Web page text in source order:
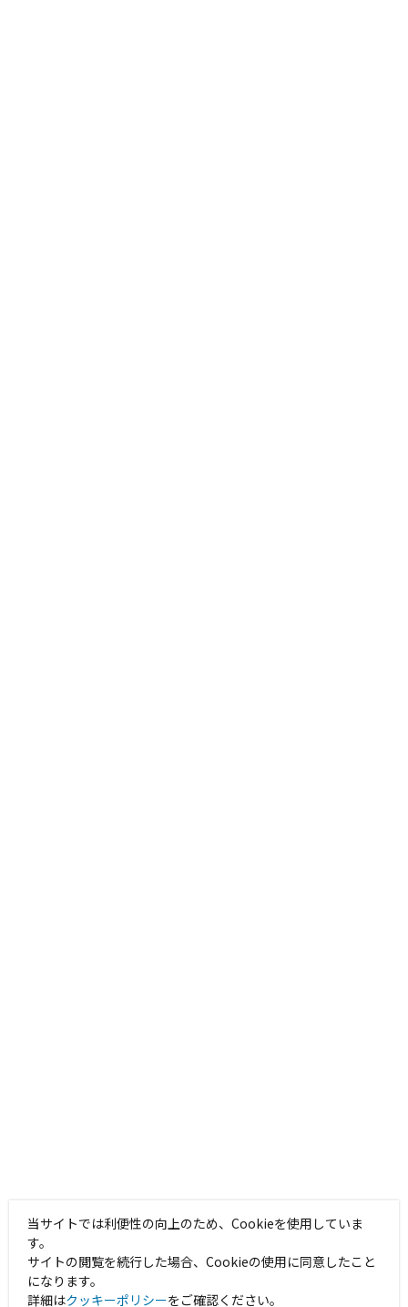
当サイトでは利便性の向上のため、Cookieを使用していま
す。
サイトの閲覧を続行した場合、Cookieの使用に同意したこと
になります。
詳細はクッキーポリシーをご確認ください。